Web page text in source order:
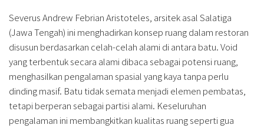
Severus Andrew Febrian Aristoteles, arsitek asal Salatiga
(Jawa Tengah) ini menghadirkan konsep ruang dalam restoran
disusun berdasarkan celah-celah alami di antara batu. Void
yang terbentuk secara alami dibaca sebagai potensi ruang,
menghasilkan pengalaman spasial yang kaya tanpa perlu
dinding masif. Batu tidak semata menjadi elemen pembatas,
tetapi berperan sebagai partisi alami. Keseluruhan
pengalaman ini membangkitkan kualitas ruang seperti gua